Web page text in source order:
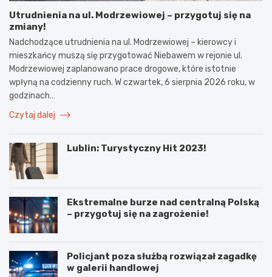
Utrudnienia na ul. Modrzewiowej – przygotuj się na
zmiany!
Nadchodzące utrudnienia na ul. Modrzewiowej – kierowcy i
mieszkańcy muszą się przygotować Niebawem w rejonie ul.
Modrzewiowej zaplanowano prace drogowe, które istotnie
wpłyną na codzienny ruch. W czwartek, 6 sierpnia 2026 roku, w
godzinach…
Czytaj dalej
Lublin: Turystyczny Hit 2023!
Ekstremalne burze nad centralną Polską
– przygotuj się na zagrożenie!
Policjant poza służbą rozwiązał zagadkę
w galerii handlowej